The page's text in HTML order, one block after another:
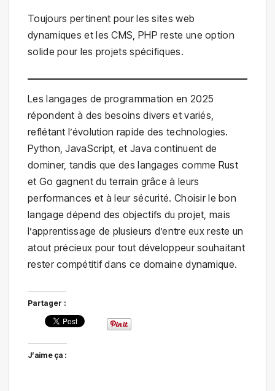
Toujours pertinent pour les sites web
dynamiques et les CMS, PHP reste une option
solide pour les projets spécifiques.
Les langages de programmation en 2025
répondent à des besoins divers et variés,
reflétant l’évolution rapide des technologies.
Python, JavaScript, et Java continuent de
dominer, tandis que des langages comme Rust
et Go gagnent du terrain grâce à leurs
performances et à leur sécurité. Choisir le bon
langage dépend des objectifs du projet, mais
l’apprentissage de plusieurs d’entre eux reste un
atout précieux pour tout développeur souhaitant
rester compétitif dans ce domaine dynamique.
Partager :
J’aime ça :